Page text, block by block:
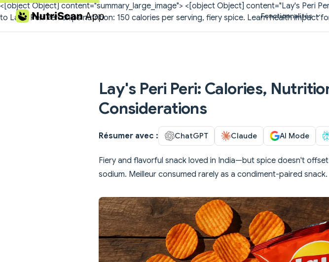
<[object Object] content="summary_large_image"> <[object Object] content="Lay's Peri
to Lay's Peri Peri chips nutrition: 150 calories per serving, fiery spice. Learn health impact
Skip to content
Main Navigation
Fonctionnalités
Lay's Peri Peri: Calories,
Considerations
Résumer avec : ChatGPT Claude AI Mode
Fiery and flavorful snack loved in India—but spice doesn't
sodium. Meilleur consumed rarely as a condiment-paired snack.